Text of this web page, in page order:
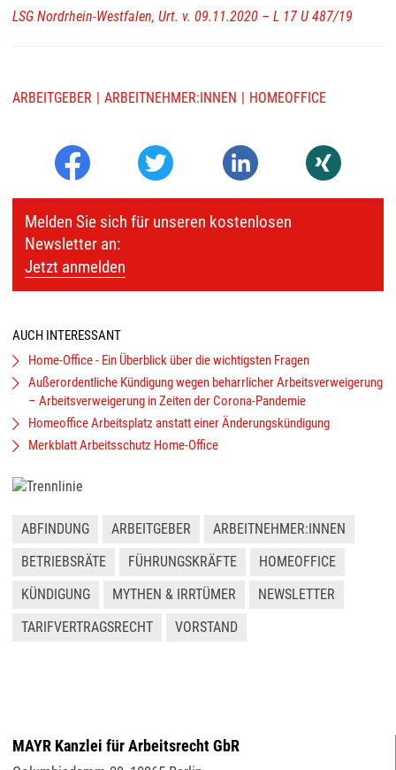
LSG Nordrhein-Westfalen, Urt. v. 09.11.2020 – L 17 U 487/19
ARBEITGEBER ARBEITNEHMER:INNEN HOMEOFFICE
Melden Sie sich für unseren kostenlosen
Newsletter an:
Jetzt anmelden
AUCH INTERESSANT
Home-Office - Ein Überblick über die wichtigsten Fragen
Außerordentliche Kündigung wegen beharrlicher Arbeitsverweigerung
– Arbeitsverweigerung in Zeiten der Corona-Pandemie
Homeoffice Arbeitsplatz anstatt einer Änderungskündigung
Merkblatt Arbeitsschutz Home-Office
ABFINDUNG ARBEITGEBER
ARBEITNEHMER:INNEN
BETRIEBSRÄTE
FÜHRUNGSKRÄFTE
HOMEOFFICE
KÜNDIGUNG
MYTHEN & IRRTÜMER
NEWSLETTER
TARIFVERTRAGSRECHT
VORSTAND
MAYR Kanzlei für Arbeitsrecht GbR